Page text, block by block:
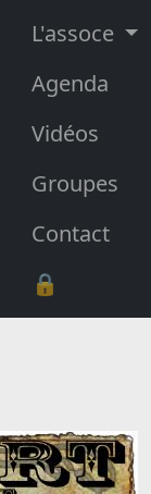
L'assoce
Agenda
Vidéos
Groupes
Contact
🔒